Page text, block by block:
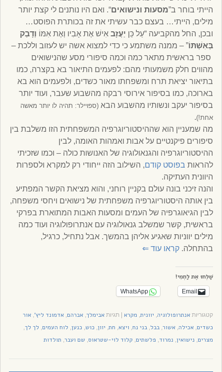
הייתי בוחר ב”מסעות ונישואים“. ואם היו נותנים לי קצת יותר
מילים, הייתי… בעצם כבר עשיתי את זה בכותרת הפוסט…
ובכן, החל מהקביעה “עַל כֵּן יַעֲזָב אִישׁ אֶת אָבִיו וְאֶת אִמּוֹ וְדָבַק
בְּאִשְׁתּוֹ” – ממנה משתמע כי כדי למצוא אשה יש לעזוב וללכת –
ספר בראשית מתאר כמה וכמה סיפורי מסע שהנישואים
מהווים חלק משמעותי מהם: לפעמים התיאור בא בקצרה, כמו
בתיאור יציאת תרח ומשפחתו מאור כשדים, ולפעמים הוא בא
בארוכה, כמו בסיפור אירוסי רבקה מהשבוע שעבר, ועוד יותר
בסיפור יעקב ונשותיו מהשבוע הבא(ספויילר: תהיה לו יותר מאשה
אחת!).
מה שמעניין הוא שההיסטוריוגרפיה המשפחתית הזו משלבת בין
סיפורים פיקנטיים על אבות ואמהות האומה, לבין
ההיסטוריוגרפיה והגנאולוגיה של האנושות כולה – וכמו שזכיתי
להראות בפוסט קודם, השילוב הזה ייחודי רק למקרא ולספרות
היוונית העתיקה.
והנה זיכני בונה עולם בקניין רוחני, והוא מציאת הקשר המפתיע
בין אותה היסטוריוגרפיה משפחתית של נישואים ויחסי משפחה,
לבין הגיאוגרפיה של העמים ומסעות האבות המתוארת בפרקי
בראשית, קשר שמשלב גנאולוגיה עם אנתרופולוגיה ועוד כמה
מילים יווניות שאגיע אליהן בהמשך. אבל נתחיל, כרגיל,
בהתחלה.קראו עוד⇐
שַׁלְּחוּ אֶת לַחְמִי!
Email
WhatsApp
קטגוריותאנתרופולוגיה, יוונית, מקרא |תגיותאבימלך,אברהם,אדמונד ליץ',אור
כשדים,אכילה,אשור,בבל,בני נח, ויצא, חת, יוון, כוש, כנען, לוח העמים, לך לך,
מצרים, נישואין, נמרוד, פלשתים, קלוד לוי-שטראוס, שם ועבר, תולדות